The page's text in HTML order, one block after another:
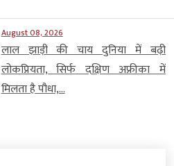
August 08, 2026
लाल झाड़ी की चाय दुनिया में बढ़ी
लोकप्रियता, सिर्फ दक्षिण अफ्रीका में
मिलता है पौधा,...